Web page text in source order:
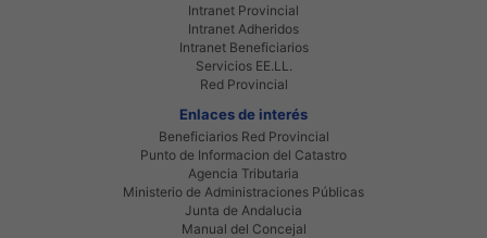
Intranet Provincial
Intranet Adheridos
Intranet Beneficiarios
Servicios EE.LL.
Red Provincial
Enlaces de interés
Beneficiarios Red Provincial
Punto de Informacion del Catastro
Agencia Tributaria
Ministerio de Administraciones Públicas
Junta de Andalucia
Manual del Concejal